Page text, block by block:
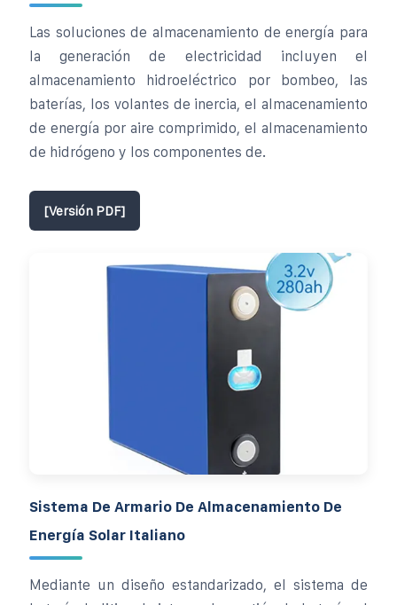
Las soluciones de almacenamiento de energía para
la generación de electricidad incluyen el
almacenamiento hidroeléctrico por bombeo, las
baterías, los volantes de inercia, el almacenamiento
de energía por aire comprimido, el almacenamiento
de hidrógeno y los componentes de.
[Versión PDF]
Sistema De Armario De Almacenamiento De
Energía Solar Italiano
Mediante un diseño estandarizado, el sistema de